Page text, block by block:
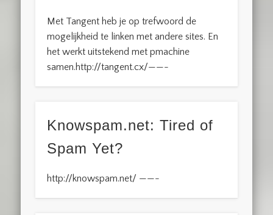
Met Tangent heb je op trefwoord de
mogelijkheid te linken met andere sites. En
het werkt uitstekend met pmachine
samen.http://tangent.cx/——-
Knowspam.net: Tired of
Spam Yet?
http://knowspam.net/ ——-